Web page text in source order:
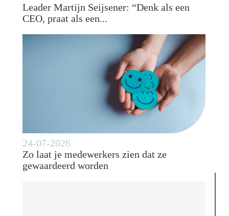
Leader Martijn Seijsener: “Denk als een
CEO, praat als een...
24-07-2026
Zo laat je medewerkers zien dat ze
gewaardeerd worden